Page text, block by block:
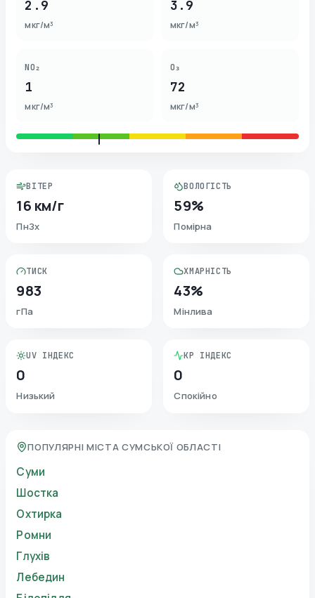
2.9
мкг/м³
3.9
мкг/м³
NO₂
1
мкг/м³
O₃
72
мкг/м³
ВІТЕР
16 км/г
ПнЗх
ВОЛОГІСТЬ
59%
Помірна
ТИСК
983
гПа
ХМАРНІСТЬ
43%
Мінлива
UV ІНДЕКС
0
Низький
KP ІНДЕКС
0
Спокійно
ПОПУЛЯРНІ МІСТА СУМСЬКОЇ ОБЛАСТІ
Суми
Шостка
Охтирка
Ромни
Глухів
Лебедин